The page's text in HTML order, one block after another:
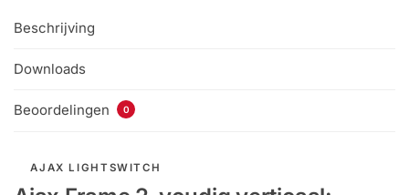
Beschrijving
Downloads
Beoordelingen 0
AJAX LIGHTSWITCH